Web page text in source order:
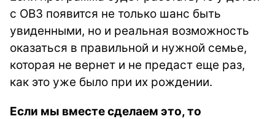
с ОВЗ появится не только шанс быть
увиденными, но и реальная возможность
оказаться в правильной и нужной семье,
которая не вернет и не предаст еще раз,
как это уже было при их рождении.
Если мы вместе сделаем это, то